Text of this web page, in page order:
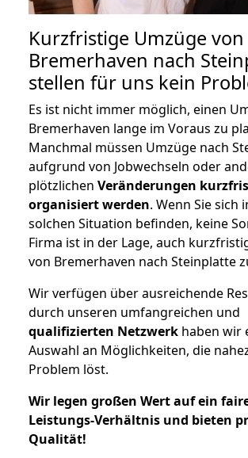
Kurzfristige Umzüge von
Bremerhaven nach
stellen für uns kein
Es ist nicht immer möglich, einen
Bremerhaven lange im Voraus zu
Manchmal müssen Umzüge nach
aufgrund von Jobwechseln oder
plötzlichen Veränderungen
organisiert werden. Wenn Sie sich
solchen Situation befinden, keine
Firma ist in der Lage, auch
von Bremerhaven nach Steinplatte
Wir verfügen über ausreichende
durch unseren umfangreichen und
qualifizierten Netzwerk haben wir
Auswahl an Möglichkeiten, die
Problem löst.
Wir legen großen Wert auf ein
Leistungs-Verhältnis und bieten
Qualität!